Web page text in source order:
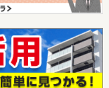
島市黒岩字関根